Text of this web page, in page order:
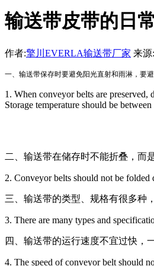
输送带皮带的日
作者:擎川EVERLA输送带厂家 来源
一、输送带保存时要避免阳光直射和雨淋，要
1. When conveyor belts are
Storage temperature should be
二、输送带在储存时不能折叠，而
2. Conveyor belts should not be
三、输送带的类型、规格有很多种
3. There are many types and
四、输送带的运行速度不宜过快，
4. The speed of conveyor belt should